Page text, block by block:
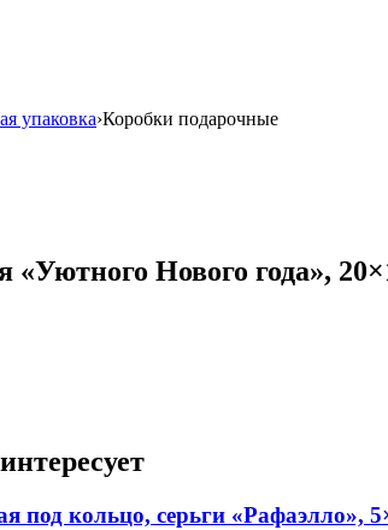
упаковка›Коробки подарочные
«Уютного Нового года»,
под кольцо, серьги «Рафаэлло»,